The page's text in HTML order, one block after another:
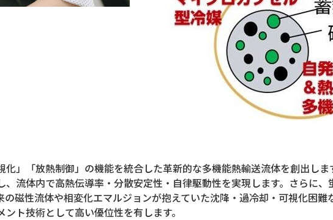
」「放熱制御」の機能を統合した革新的な多機能熱輸送流体を創出しま
流体内で高熱伝導率・分散安定性・自律駆動性を実現します。さらに、
磁性流体や相変化エマルジョンが抱えていた沈降・過冷却・可視化困難
ト技術として高い優位性を有します。